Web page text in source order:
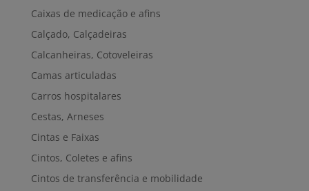
Caixas de medicação e afins
Calçado, Calçadeiras
Calcanheiras, Cotoveleiras
Camas articuladas
Carros hospitalares
Cestas, Arneses
Cintas e Faixas
Cintos, Coletes e afins
Cintos de transferência e mobilidade